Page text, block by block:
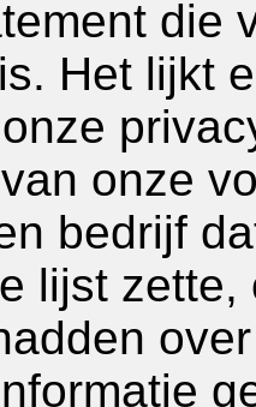
die
Het lijkt
onze
bedrijf
lijst